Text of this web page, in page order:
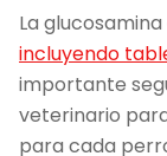
La
incluyendo
importante
veterinario
para cada